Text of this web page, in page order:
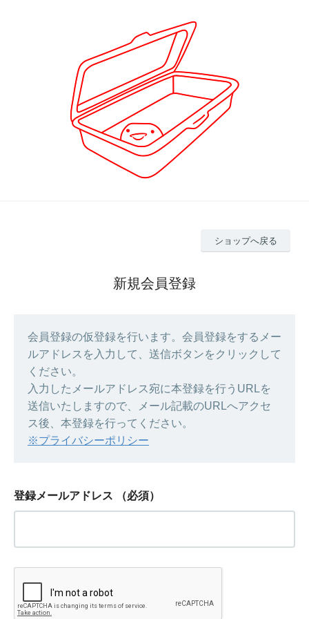
ショップへ戻る
新規会員登録
会員登録の仮登録を行います。会員登録をするメー
ルアドレスを入力して、送信ボタンをクリックして
ください。
入力したメールアドレス宛に本登録を行うURLを
送信いたしますので、メール記載のURLへアクセ
ス後、本登録を行ってください。
※プライバシーポリシー
登録メールアドレス （必須）